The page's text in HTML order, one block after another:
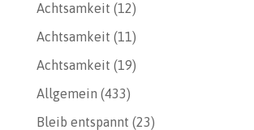
Achtsamkeit (12)
Achtsamkeit (11)
Achtsamkeit (19)
Allgemein (433)
Bleib entspannt (23)